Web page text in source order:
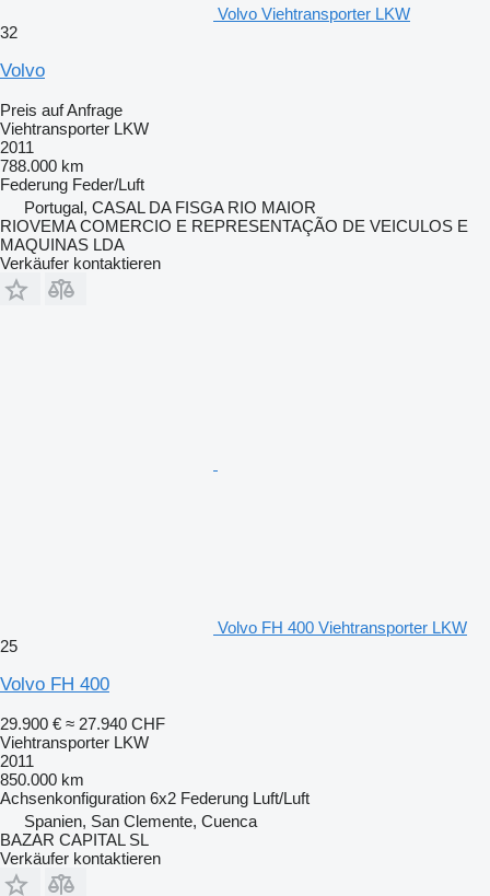
Volvo Viehtransporter LKW
32
Volvo
Preis auf Anfrage
Viehtransporter LKW
2011
788.000 km
Federung Feder/Luft
Portugal, CASAL DA FISGA RIO MAIOR
RIOVEMA COMERCIO E REPRESENTAÇÃO DE VEICULOS E
MAQUINAS LDA
Verkäufer kontaktieren
Volvo FH 400 Viehtransporter LKW
25
Volvo FH 400
29.900 € ≈ 27.940 CHF
Viehtransporter LKW
2011
850.000 km
Achsenkonfiguration 6x2 Federung Luft/Luft
Spanien, San Clemente, Cuenca
BAZAR CAPITAL SL
Verkäufer kontaktieren